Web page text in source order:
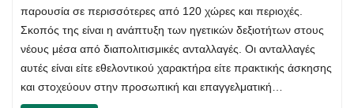
παρουσία σε περισσότερες από 120 χώρες και περιοχές.
Σκοπός της είναι η ανάπτυξη των ηγετικών δεξιοτήτων στους
νέους μέσα από διαπολιτισμικές ανταλλαγές. Οι ανταλλαγές
αυτές είναι είτε εθελοντικού χαρακτήρα είτε πρακτικής άσκησης
και στοχεύουν στην προσωπική και επαγγελματική…